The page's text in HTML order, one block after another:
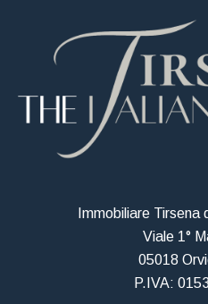
Immobiliare Tirsena
Viale 1°
05018
P.IVA: